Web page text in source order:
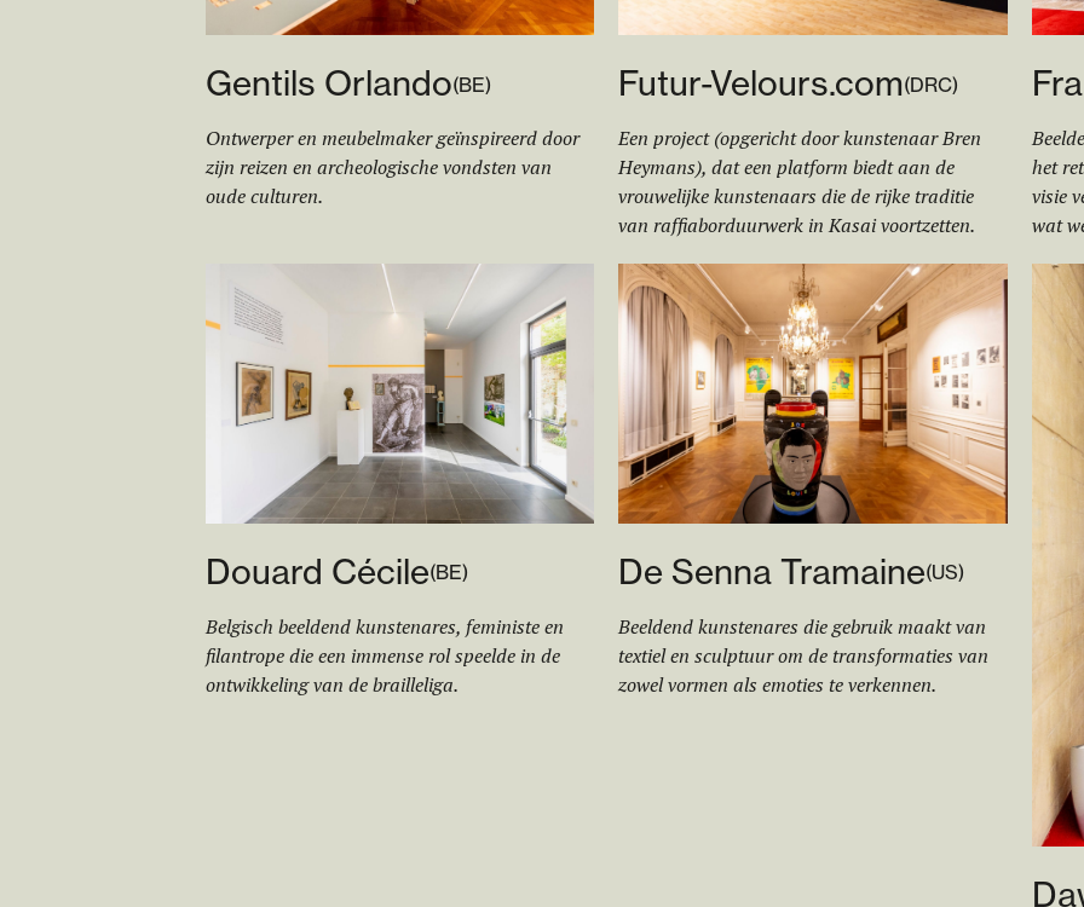
Gentils Orlando(BE)
Ontwerper en meubelmaker geïnspireerd door
zijn reizen en archeologische vondsten van
oude culturen.
Futur-Velours.com(DRC)
Een project (opgericht door kunstenaar Bren
Heymans), dat een platform biedt aan de
vrouwelijke kunstenaars die de rijke traditie
van raffiaborduurwerk in Kasai voortzetten.
het
visie
wat
Douard Cécile(BE)
Belgisch beeldend kunstenares, feministe en
filantrope die een immense rol speelde in de
ontwikkeling van de brailleliga.
De Senna Tramaine(US)
Beeldend kunstenares die gebruik maakt van
textiel en sculptuur om de transformaties van
zowel vormen als emoties te verkennen.